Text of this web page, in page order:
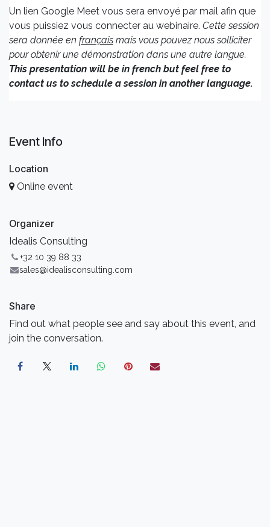
Un lien Google Meet vous sera envoyé par mail afin que
vous puissiez vous connecter au webinaire. Cette session
sera donnée en français mais vous pouvez nous solliciter
pour obtenir une démonstration dans une autre langue.
This presentation will be in french but feel free to
contact us to schedule a session in another language.
Event Info
Location
Online event
Organizer
Idealis Consulting
+32 10 39 88 33
sales@idealisconsulting.com
Share
Find out what people see and say about this event, and
join the conversation.